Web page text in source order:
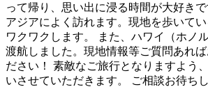
って帰り、思い出に浸る時間が大好き
アジアによく訪れます。現地を歩いて
ワクワクします。 また、ハワイ（ホノ
渡航しました。現地情報等ご質問あれば
ださい！ 素敵なご旅行となりますよう
いさせていただきます。 ご相談お待ち